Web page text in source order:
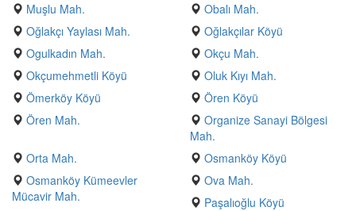
Muşlu Mah.
Obalı Mah.
Oğlakçı Yaylası Mah.
Oğlakçılar Köyü
Ogulkadın Mah.
Okçu Mah.
Okçumehmetli Köyü
Oluk Kıyı Mah.
Ömerköy Köyü
Ören Köyü
Ören Mah.
Organize Sanayi Bölgesi
Mah.
Orta Mah.
Osmanköy Köyü
Osmanköy Kümeevler
Mücavir Mah.
Ova Mah.
Paşalıoğlu Köyü